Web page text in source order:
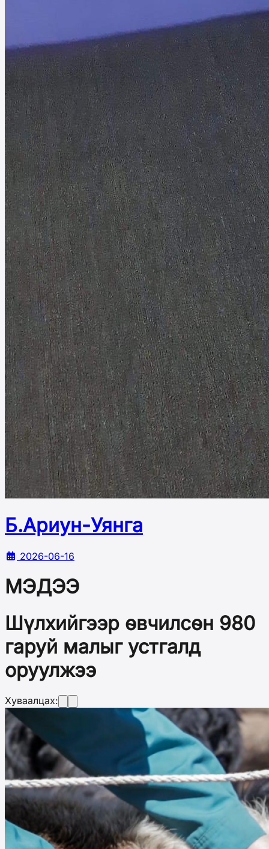
Б.Ариун-Уянга
2026-06-16
МЭДЭЭ
Шүлхийгээр өвчилсөн 980
гаруй малыг устгалд
оруулжээ
Хуваалцах: